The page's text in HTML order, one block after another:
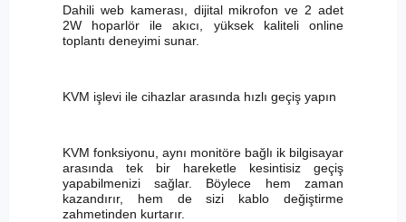
Dahili web kamerası, dijital mikrofon ve 2 adet
2W hoparlör ile akıcı, yüksek kaliteli online
toplantı deneyimi sunar.
KVM işlevi ile cihazlar arasında hızlı geçiş yapın
KVM fonksiyonu, aynı monitöre bağlı ik bilgisayar
arasında tek bir hareketle kesintisiz geçiş
yapabilmenizi sağlar. Böylece hem zaman
kazandırır, hem de sizi kablo değiştirme
zahmetinden kurtarır.